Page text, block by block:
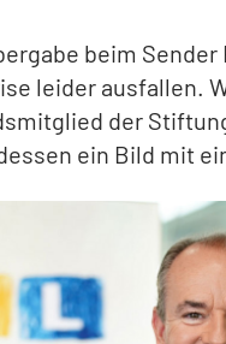
beim Sender
leider ausfallen.
der
ein Bild mit